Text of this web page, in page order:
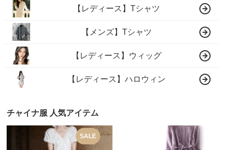
【レディース】Tシャツ
【メンズ】Tシャツ
【レディース】ウィッグ
【レディース】ハロウィン
チャイナ服 人気アイテム
SALE